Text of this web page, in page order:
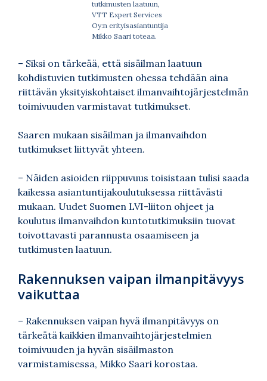
tutkimusten laatuun,
VTT Expert Services
Oy:n erityisasiantuntija
Mikko Saari toteaa.
– Siksi on tärkeää, että sisäilman laatuun
kohdistuvien tutkimusten ohessa tehdään aina
riittävän yksityiskohtaiset ilmanvaihtojärjestelmän
toimivuuden varmistavat tutkimukset.
Saaren mukaan sisäilman ja ilmanvaihdon
tutkimukset liittyvät yhteen.
– Näiden asioiden riippuvuus toisistaan tulisi saada
kaikessa asiantuntijakoulutuksessa riittävästi
mukaan. Uudet Suomen LVI-liiton ohjeet ja
koulutus ilmanvaihdon kuntotutkimuksiin tuovat
toivottavasti parannusta osaamiseen ja
tutkimusten laatuun.
Rakennuksen vaipan ilmanpitävyys
vaikuttaa
– Rakennuksen vaipan hyvä ilmanpitävyys on
tärkeätä kaikkien ilmanvaihtojärjestelmien
toimivuuden ja hyvän sisäilmaston
varmistamisessa, Mikko Saari korostaa.